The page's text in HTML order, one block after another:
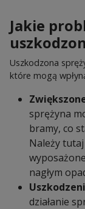
Jakie
Uszkodzona
które mogą
sprężyna
bramy, co
Należy
nagłym
działanie